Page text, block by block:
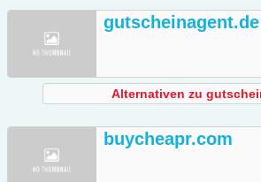
gutscheinagent.de
Alternativen zu
buycheapr.com